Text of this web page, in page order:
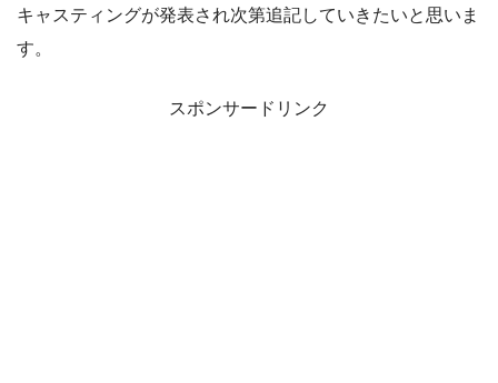
キャスティングが発表され次第追記していきたいと思いま
す。
スポンサードリンク